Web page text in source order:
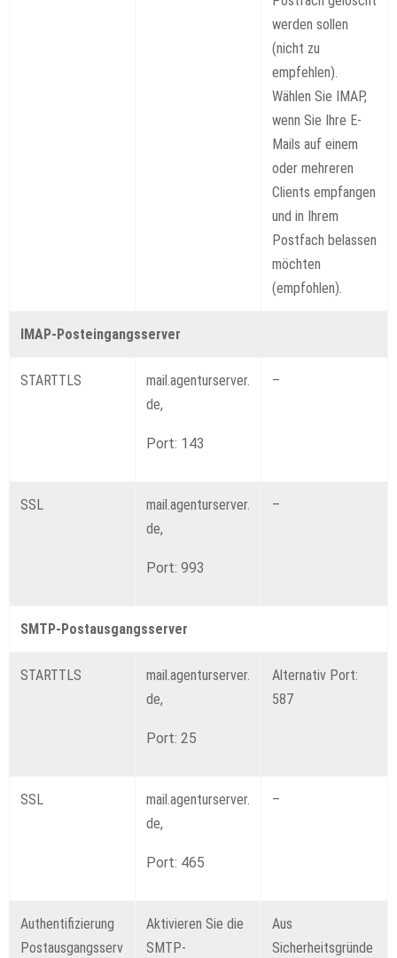
werden sollen
(nicht zu
empfehlen).
Wählen Sie IMAP,
wenn Sie Ihre E-
Mails auf einem
oder mehreren
Clients empfangen
und in Ihrem
Postfach belassen
möchten
(empfohlen).
IMAP-Posteingangsserver
STARTTLS
mail.agenturserver.
de,
Port: 143
–
SSL
mail.agenturserver.
de,
Port: 993
–
SMTP-Postausgangsserver
STARTTLS
mail.agenturserver.
de,
Port: 25
Alternativ Port:
587
SSL
mail.agenturserver.
de,
Port: 465
–
Authentifizierung
Postausgangsserv
Aktivieren Sie die
SMTP-
Aus
Sicherheitsgründe